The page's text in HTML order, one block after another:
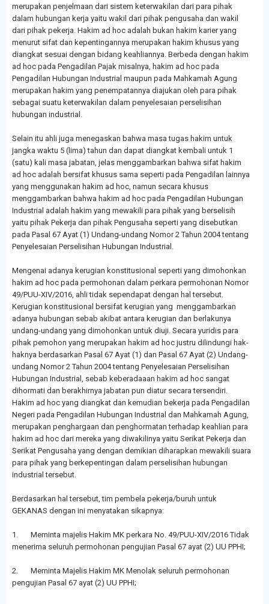
merupakan penjelmaan dari sistem keterwakilan dari para pihak
dalam hubungan kerja yaitu wakil dari pihak pengusaha dan wakil
dari pihak pekerja. Hakim ad hoc adalah bukan hakim karier yang
menurut sifat dan kepentingannya merupakan hakim khusus yang
diangkat sesuai dengan bidang keahliannya. Berbeda dengan hakim
ad hoc pada Pengadilan Pajak misalnya, hakim ad hoc pada
Pengadilan Hubungan Industrial maupun pada Mahkamah Agung
merupakan hakim yang penempatannya diajukan oleh para pihak
sebagai suatu keterwakilan dalam penyelesaian perselisihan
hubungan industrial.
Selain itu ahli juga menegaskan bahwa masa tugas hakim untuk
jangka waktu 5 (lima) tahun dan dapat diangkat kembali untuk 1
(satu) kali masa jabatan, jelas menggambarkan bahwa sifat hakim
ad hoc adalah bersifat khusus sama seperti pada Pengadilan lainnya
yang menggunakan hakim ad hoc, namun secara khusus
menggambarkan bahwa hakim ad hoc pada Pengadilan Hubungan
Industrial adalah hakim yang mewakili para pihak yang berselisih
yaitu pihak Pekerja dan pihak Pengusaha seperti yang disebutkan
pada Pasal 67 Ayat (1) Undang-undang Nomor 2 Tahun 2004 tentang
Penyelesaian Perselisihan Hubungan Industrial.
Mengenai adanya kerugian konstitusional seperti yang dimohonkan
hakim ad hoc pada permohonan dalam perkara permohonan Nomor
49/PUU-XIV/2016, ahli tidak sependapat dengan hal tersebut.
Kerugian konstitusional bersifat kerugian yang menggambarkan
adanya hubungan sebab akibat antara kerugian dan berlakunya
undang-undang yang dimohonkan untuk diuji. Secara yuridis para
pihak pemohon yang merupakan hakim ad hoc justru dilindungi hak-
haknya berdasarkan Pasal 67 Ayat (1) dan Pasal 67 Ayat (2) Undang-
undang Nomor 2 Tahun 2004 tentang Penyelesaian Perselisihan
Hubungan Industrial, sebab keberadaaan hakim ad hoc sangat
dihormati dan berakhirnya jabatan pun diatur secara tersendiri.
Hakim ad hoc yang diangkat dan kemudian bekerja pada Pengadilan
Negeri pada Pengadilan Hubungan Industrial dan Mahkamah Agung,
merupakan penghargaan dan penghormatan terhadap keahlian para
hakim ad hoc dari mereka yang diwakilinya yaitu Serikat Pekerja dan
Serikat Pengusaha yang dengan demikian diharapkan mewakili suara
para pihak yang berkepentingan dalam perselisihan hubungan
industrial tersebut.
Berdasarkan hal tersebut, tim pembela pekerja/buruh untuk
GEKANAS dengan ini menyatakan sikapnya:
1. Meminta majelis Hakim MK perkara No. 49/PUU-XIV/2016 Tidak
menerima seluruh permohonan pengujian Pasal 67 ayat (2) UU PPHI;
2. Meminta Majelis Hakim MK Menolak seluruh permohonan
pengujian Pasal 67 ayat (2) UU PPHI;